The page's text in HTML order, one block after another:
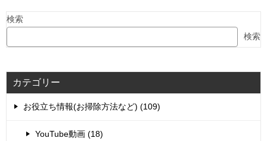
検索
検索
カテゴリー
お役立ち情報(お掃除方法など) (109)
YouTube動画 (18)